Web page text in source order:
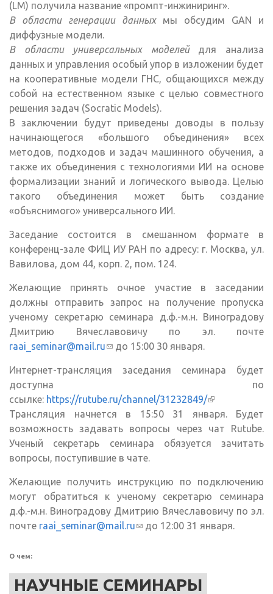
(LM) получила название «промпт-инжиниринг».
В области генерации данныхмы обсудим GAN и
диффузные модели.
В области универсальных моделейдля анализа
данных и управления особый упор в изложении будет
на кооперативные модели ГНС, общающихся между
собой на естественном языке с целью совместного
решения задач (Socratic Models).
В заключении будут приведены доводы в пользу
начинающегося «большого объединения» всех
методов, подходов и задач машинного обучения, а
также их объединения с технологиями ИИ на основе
формализации знаний и логического вывода. Целью
такого объединения может быть создание
«объяснимого» универсального ИИ.
Заседание состоится в смешанном формате в
конференц-зале ФИЦ ИУ РАН по адресу: г. Москва, ул.
Вавилова, дом 44, корп. 2, пом. 124.
Желающие принять очное участие в заседании
должны отправить запрос на получение пропуска
ученому секретарю семинара д.ф.-м.н. Виноградову
Дмитрию Вячеславовичу по эл. почте
raai_seminar@mail.ru(ссылка для отправки email)
до 15:00 30 января.
Интернет-трансляция заседания семинара будет
доступна по
ссылке: https://rutube.ru/channel/31232849/(внешняя
ссылка)
Трансляция начнется в 15:50 31 января. Будет
возможность задавать вопросы через чат Rutube.
Ученый секретарь семинара обязуется зачитать
вопросы, поступившие в чате.
Желающие получить инструкцию по подключению
могут обратиться к ученому секретарю семинара
д.ф.-м.н. Виноградову Дмитрию Вячеславовичу по эл.
почте raai_seminar@mail.ru(ссылка для отправки
до 12:00 31 января.
О чем:
НАУЧНЫЕ СЕМИНАРЫ